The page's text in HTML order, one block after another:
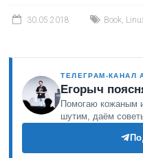
30.05.2018 Book,
ТЕЛЕГРАМ-КАНАЛ
Егорыч
Помогаю кожаным
шутим, даём